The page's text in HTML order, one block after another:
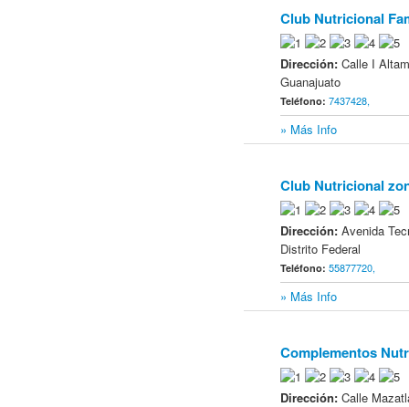
Club Nutricional
Dirección:Calle I
Guanajuato
Teléfono:7437428,
» Más Info
Club Nutricional
Dirección:Avenida
Distrito Federal
Teléfono:55877720,
» Más Info
Complementos
Dirección:Calle